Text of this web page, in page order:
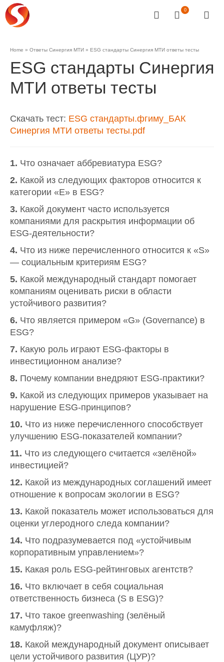
0
Home » Ответы Синергия МТИ » ESG стандарты Синергия МТИ ответы тесты
ESG стандарты Синергия
МТИ ответы тесты
Скачать тест: ESG стандарты.фгиму_БАК
Синергия МТИ ответы тесты.pdf
1. Что означает аббревиатура ESG?
2. Какой из следующих факторов относится к
категории «E» в ESG?
3. Какой документ часто используется
компаниями для раскрытия информации об
ESG-деятельности?
4. Что из ниже перечисленного относится к «S»
— социальным критериям ESG?
5. Какой международный стандарт помогает
компаниям оценивать риски в области
устойчивого развития?
6. Что является примером «G» (Governance) в
ESG?
7. Какую роль играют ESG-факторы в
инвестиционном анализе?
8. Почему компании внедряют ESG-практики?
9. Какой из следующих примеров указывает на
нарушение ESG-принципов?
10. Что из ниже перечисленного способствует
улучшению ESG-показателей компании?
11. Что из следующего считается «зелёной»
инвестицией?
12. Какой из международных соглашений имеет
отношение к вопросам экологии в ESG?
13. Какой показатель может использоваться для
оценки углеродного следа компании?
14. Что подразумевается под «устойчивым
корпоративным управлением»?
15. Какая роль ESG-рейтинговых агентств?
16. Что включает в себя социальная
ответственность бизнеса (S в ESG)?
17. Что такое greenwashing (зелёный
камуфляж)?
18. Какой международный документ описывает
цели устойчивого развития (ЦУР)?